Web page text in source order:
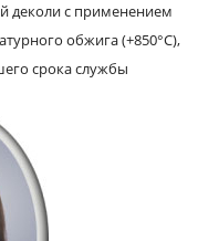
деколи с применением
обжига (+850°С),
срока службы